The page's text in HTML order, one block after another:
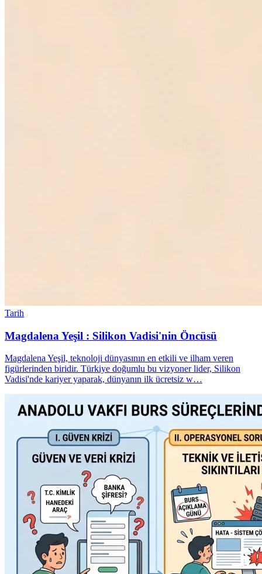
Tarih
Magdalena Yeşil : Silikon Vadisi'nin Öncüsü
Magdalena Yeşil, teknoloji dünyasının en etkili ve ilham veren
figürlerinden biridir. Türkiye doğumlu bu vizyoner lider, Silikon
Vadisi'nde kariyer yaparak, dünyanın ilk ücretsiz w…